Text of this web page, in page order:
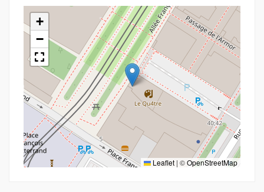
+
−
Leaflet | ©OpenStreetMap